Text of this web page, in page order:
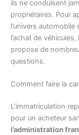
ils ne conduisent
propriétaires. Pour
l’univers
l’achat de véhicules,
propose de
questions.
Comment faire la
L’immatriculation
pour un acheteur
l’administration